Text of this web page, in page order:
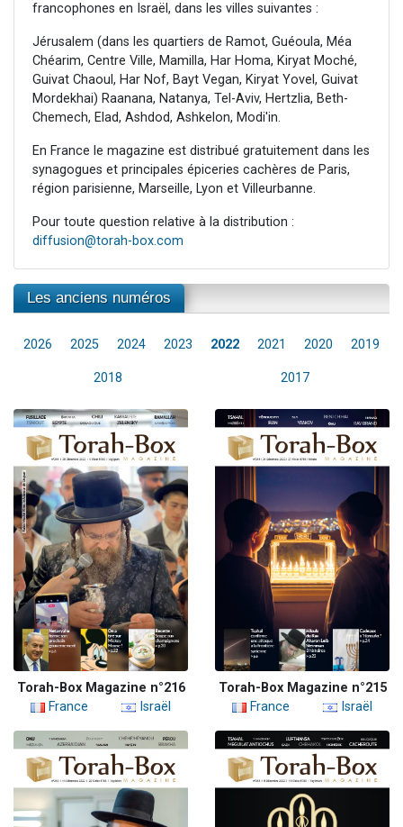
francophones en Israël, dans les villes suivantes :
Jérusalem (dans les quartiers de Ramot, Guéoula, Méa
Chéarim, Centre Ville, Mamilla, Har Homa, Kiryat Moché,
Guivat Chaoul, Har Nof, Bayt Vegan, Kiryat Yovel, Guivat
Mordekhai) Raanana, Natanya, Tel-Aviv, Hertzlia, Beth-
Chemech, Elad, Ashdod, Ashkelon, Modi'in.
En France le magazine est distribué gratuitement dans les
synagogues et principales épiceries cachères de Paris,
région parisienne, Marseille, Lyon et Villeurbanne.
Pour toute question relative à la distribution :
diffusion@torah-box.com
Les anciens numéros
2026 2025 2024 2023 2022 2021 2020 2019
2018 2017
Torah-Box Magazine n°216
France
Israël
Torah-Box Magazine n°215
France
Israël